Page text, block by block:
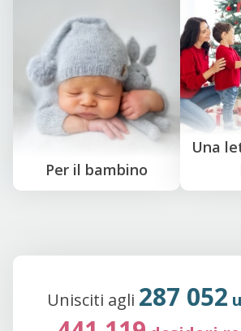
Per il bambino
Una
Unisciti agli 287 052